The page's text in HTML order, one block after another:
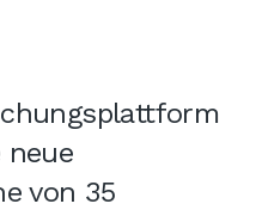
neue
von 35